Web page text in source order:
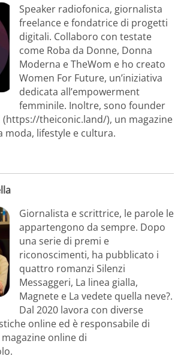
Speaker radiofonica, giornalista
freelance e fondatrice di progetti
digitali. Collaboro con testate
come Roba da Donne, Donna
Moderna e TheWom e ho creato
Women For Future, un’iniziativa
dedicata all’empowerment
femminile. Inoltre, sono founder
(https://theiconic.land/), un magazine
moda, lifestyle e cultura.
Giornalista e scrittrice, le parole le
appartengono da sempre. Dopo
una serie di premi e
riconoscimenti, ha pubblicato i
quattro romanzi Silenzi
Messaggeri, La linea gialla,
Magnete e La vedete quella neve?.
Dal 2020 lavora con diverse
online ed è responsabile di
online di